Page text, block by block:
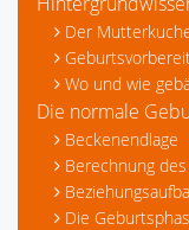
Der
Wo und wie
Die normale
Beckenendlage
Berechnung
Die